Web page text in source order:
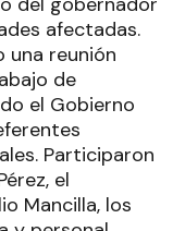
afectadas.
una reunión
de
el Gobierno
Participaron
el
Mancilla, los